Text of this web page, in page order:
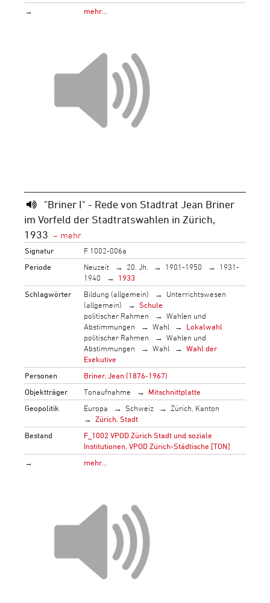
→
mehr…
"Briner I" - Rede von Stadtrat Jean Briner
im Vorfeld der Stadtratswahlen in Zürich,
1933
Signatur
F 1002-006a
Periode
Neuzeit 20. Jh. 1901-1950
1931-
1940
1933
Schlagwörter
Bildung (allgemein)
Unterrichtswesen
(allgemein)
Schule
politischer Rahmen
Wahlen und
Abstimmungen
Wahl
Lokalwahl
politischer Rahmen
Wahlen und
Abstimmungen
Wahl
Wahl der
Exekutive
Personen
Briner, Jean (1876-1967)
Objektträger
Tonaufnahme
Mitschnittplatte
Geopolitik
Europa Schweiz
Zürich, Kanton
Zürich, Stadt
Bestand
F_1002 VPOD Zürich Stadt und soziale
Institutionen, VPOD Zürich-Städtische [TON]
→
mehr…